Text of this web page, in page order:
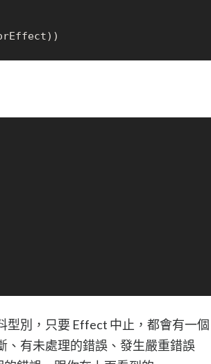
型別，只要 Effect 中止，都會有一個
、有未處理的錯誤、發生嚴重錯誤